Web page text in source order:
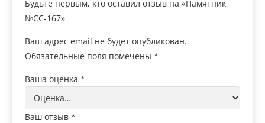
Будьте первым, кто оставил отзыв на «Памятник
№СС-167»
Ваш адрес email не будет опубликован.
Обязательные поля помечены *
Ваша оценка *
Ваш отзыв *